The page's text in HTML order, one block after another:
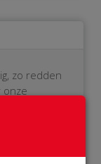
zo redden
onze